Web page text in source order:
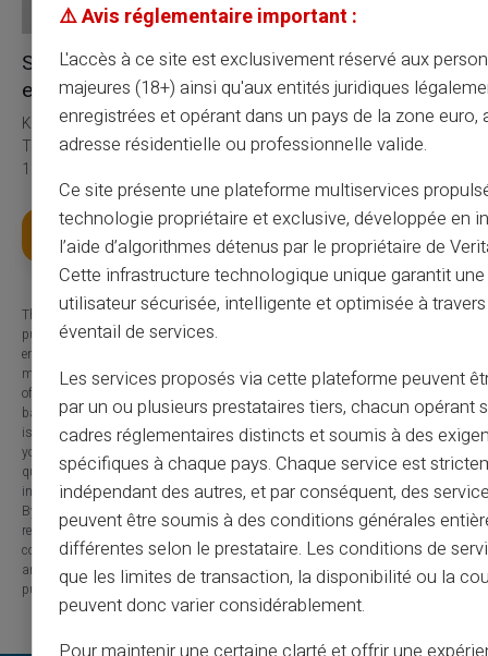
Service & Support durch
echte Menschen, nicht durch Bots
Kundenservice in englischer Sprache zu Ihrer Verfügung mit
Ticket 24/24, telefonisch von Montag bis Samstag von 9h bis
18h30
Hol dir deine Karte
The information provided on this blog is presented for informational
purposes only and has no contractual or legal value. Although we strive to
ensure the accuracy, completeness and updating of the published content, it
may contain errors, omissions or inaccuracies. Carte Veritas and the authors
of the articles cannot be held responsible for decisions or actions taken
based on the information contained in this blog. Any use of this information
is made at your own risk and under your sole responsibility. We encourage
you to consult a qualified professional or an expert for any important
question or decision relating to the subjects discussed. In addition, the
information presented on this site may be modified or updated without notice.
By visiting this blog, you agree that Carte Veritas and its partners are
released from any liability concerning losses, direct or indirect damages, or
consequences arising from the use of the contents of this site, whether they
are linked to errors, omissions or the interpretation of the information
published.
⚠️ Avis réglementaire important :
L'accès à ce site est exclusivement réservé aux
majeures (18+) ainsi qu'aux entités juridiques
enregistrées et opérant dans un pays de la zone euro,
adresse résidentielle ou professionnelle valide.
Ce site présente une plateforme multiservices
technologie propriétaire et exclusive, développée en
l’aide d’algorithmes détenus par le propriétaire de
Cette infrastructure technologique unique garantit
utilisateur sécurisée, intelligente et optimisée à
éventail de services.
Les services proposés via cette plateforme peuvent
par un ou plusieurs prestataires tiers, chacun opérant
cadres réglementaires distincts et soumis à des
spécifiques à chaque pays. Chaque service est
indépendant des autres, et par conséquent, des
peuvent être soumis à des conditions générales
différentes selon le prestataire. Les conditions de
que les limites de transaction, la disponibilité ou la
peuvent donc varier considérablement.